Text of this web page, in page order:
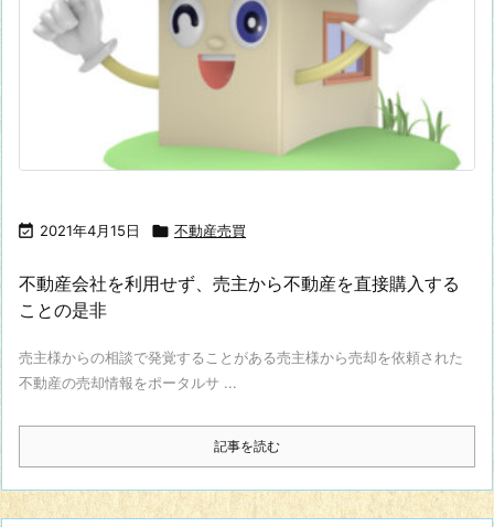
 2021年4月15日  不動産売買
不動産会社を利用せず、売主から不動産を直接購入する
ことの是非
売主様からの相談で発覚することがある売主様から売却を依頼された
不動産の売却情報をポータルサ ...
記事を読む